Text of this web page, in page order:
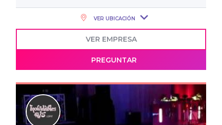
VER UBICACIÓN
VER EMPRESA
PREGUNTAR